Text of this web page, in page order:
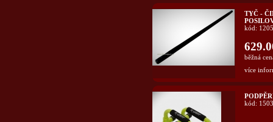
TYČ -
kód:
běžná
více
kód: